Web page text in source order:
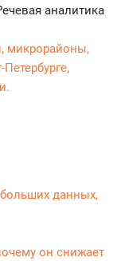
аналитика
микрорайоны,
больших данных,
он снижает